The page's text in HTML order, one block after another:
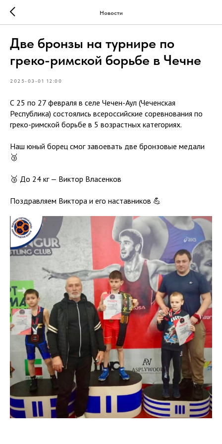
Новости
Две бронзы на турнире по
греко-римской борьбе в Чечне
2025-03-01 12:00
С 25 по 27 февраля в селе Чечен-Аул (Чеченская
Республика) состоялись всероссийские соревнования по
греко-римской борьбе в 5 возрастных категориях.
Наш юный борец смог завоевать две бронзовые медали
🥉
🥉 До 24 кг — Виктор Власенков
Поздравляем Виктора и его наставников 💪